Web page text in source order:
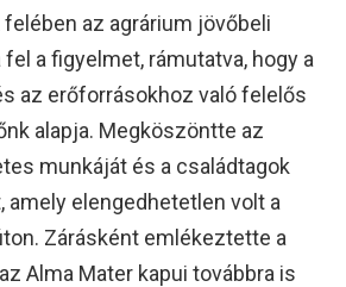
az agrárium jövőbeli
a figyelmet, rámutatva, hogy a
az erőforrásokhoz való felelős
alapja. Megköszöntte az
munkáját és a családtagok
amely elengedhetetlen volt a
Zárásként emlékeztette a
Alma Mater kapui továbbra is